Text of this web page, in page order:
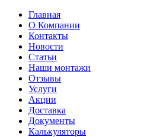
Главная
О Компании
Контакты
Новости
Статьи
Наши монтажи
Отзывы
Услуги
Акции
Доставка
Документы
Калькуляторы